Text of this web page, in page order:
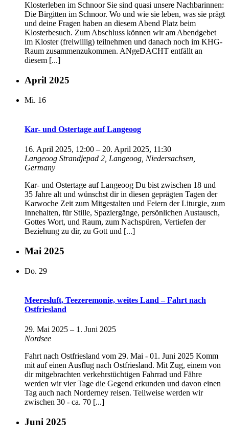
Klosterleben im Schnoor Sie sind quasi unsere Nachbarinnen:
Die Birgitten im Schnoor. Wo und wie sie leben, was sie prägt
und deine Fragen haben an diesem Abend Platz beim
Klosterbesuch. Zum Abschluss können wir am Abendgebet
im Kloster (freiwillig) teilnehmen und danach noch im KHG-
Raum zusammenzukommen. ANgeDACHT entfällt an
diesem [...]
April 2025
Mi. 16
Kar- und Ostertage auf Langeoog
16. April 2025, 12:00 – 20. April 2025, 11:30
Langeoog Strandjepad 2, Langeoog, Niedersachsen,
Germany
Kar- und Ostertage auf Langeoog Du bist zwischen 18 und
35 Jahre alt und wünschst dir in diesen geprägten Tagen der
Karwoche Zeit zum Mitgestalten und Feiern der Liturgie, zum
Innehalten, für Stille, Spaziergänge, persönlichen Austausch,
Gottes Wort, und Raum, zum Nachspüren, Vertiefen der
Beziehung zu dir, zu Gott und [...]
Mai 2025
Do. 29
Meeresluft, Teezeremonie, weites Land – Fahrt nach
Ostfriesland
29. Mai 2025 – 1. Juni 2025
Nordsee
Fahrt nach Ostfriesland vom 29. Mai - 01. Juni 2025 Komm
mit auf einen Ausflug nach Ostfriesland. Mit Zug, einem von
dir mitgebrachten verkehrstüchtigen Fahrrad und Fähre
werden wir vier Tage die Gegend erkunden und davon einen
Tag auch nach Norderney reisen. Teilweise werden wir
zwischen 30 - ca. 70 [...]
Juni 2025